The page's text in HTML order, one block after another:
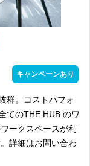
キャンペーンあり
群。コストパフォ
てのTHE HUB のワ
ークスペースが利
詳細はお問い合わ